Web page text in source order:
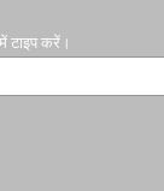
टाइप करें।